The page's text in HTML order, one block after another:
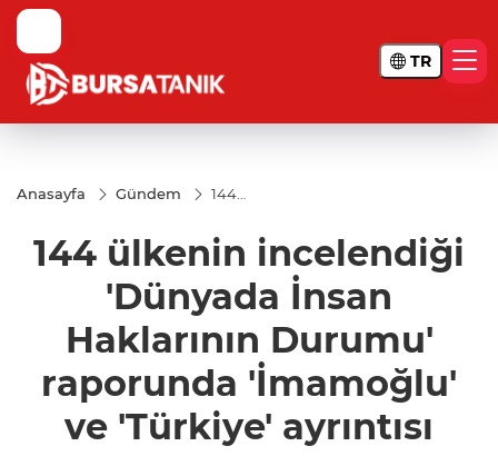
TR
Anasayfa Gündem
144
'Dünyada
İnsan
Haklarının
Durumu'
'İmamoğlu'
ve 'Türkiye'
ayrıntısı
144 ülkenin incelendiği
'Dünyada İnsan
Haklarının Durumu'
raporunda 'İmamoğlu'
ve 'Türkiye' ayrıntısı